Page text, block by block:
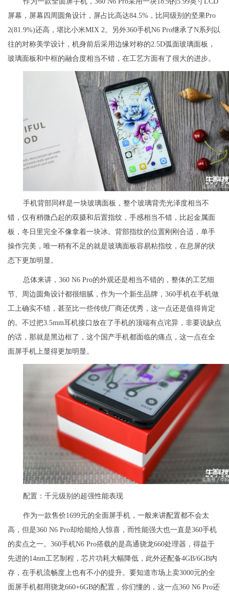
屏幕，屏幕四周圆角设计，屏占比高达84.5%，比同级别的坚果Pro
2(81.9%)还高，堪比小米MIX 2。另外360手机N6 Pro继承了N系列以
往的对称美学设计，机身前后采用边缘对称的2.5D弧面玻璃面板，
玻璃面板和中框的融合度相当不错，在工艺方面有了很大的进步。
手机背部同样是一块玻璃面板，整个玻璃背壳光泽度相当不
错，仅有稍微凸起的双摄和后置指纹，手感相当不错，比起金属面
板，冬日里完全不像拿着一块冰。背部指纹的位置刚刚合适，单手
操作完美，唯一稍有不足的就是玻璃面板容易粘指纹，在息屏的状
态下更加明显。
总体来讲，360 N6 Pro的外观还是相当不错的，整体的工艺细
节、周边圆角设计都很细腻，作为一个新生品牌，360手机在手机做
工上确实不错，甚至比一些传统厂商还优秀，这一点还是值得肯定
的。不过把3.5mm耳机接口放在了手机的顶端有点诧异，非要说缺点
的话，那就是黑边框了，这个国产手机都面临的痛点，这一点在全
面屏手机上显得更加明显。
配置：千元级别的超强性能表现
作为一款售价1699元的全面屏手机，一般来讲配置都不会太
高，但是360 N6 Pro却给能给人惊喜，而性能强大也一直是360手机
的卖点之一。360手机N6 Pro搭载的是高通骁龙660处理器，得益于
先进的14nm工艺制程，芯片功耗大幅降低，此外还配备4GB/6GB内
存，在手机流畅度上也有不小的提升。要知道市场上卖3000元的全
面屏手机都用骁龙660+6GB的配置，你们懂的，这一点360 N6 Pro还